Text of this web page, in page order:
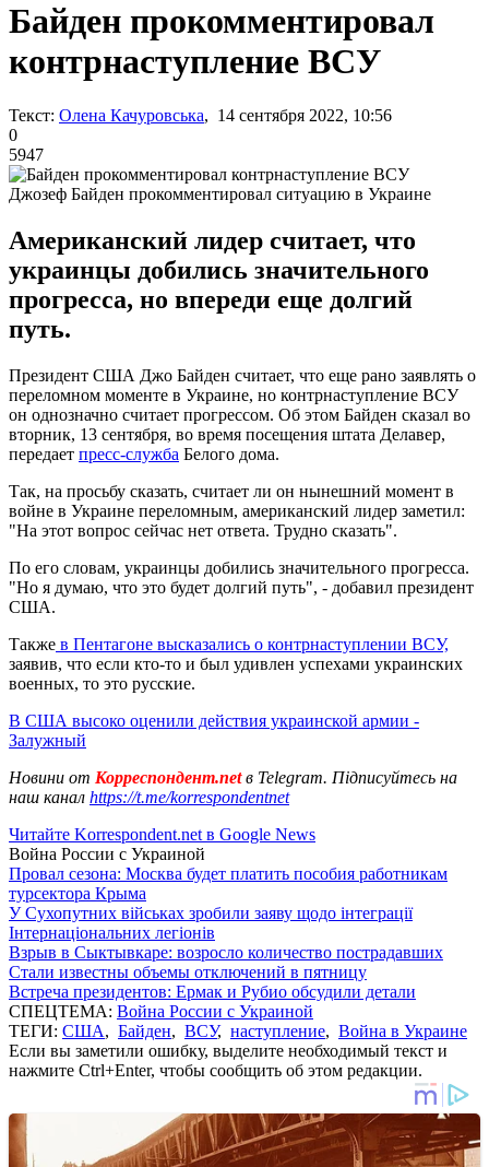
Байден прокомментировал
контрнаступление ВСУ
Текст: Олена Качуровська, 14 сентября 2022, 10:56
0
5947
Джозеф Байден прокомментировал ситуацию в Украине
Американский лидер считает, что
украинцы добились значительного
прогресса, но впереди еще долгий
путь.
Президент США Джо Байден считает, что еще рано заявлять о
переломном моменте в Украине, но контрнаступление ВСУ
он однозначно считает прогрессом. Об этом Байден сказал во
вторник, 13 сентября, во время посещения штата Делавер,
передает пресс-служба Белого дома.
Так, на просьбу сказать, считает ли он нынешний момент в
войне в Украине переломным, американский лидер заметил:
"На этот вопрос сейчас нет ответа. Трудно сказать".
По его словам, украинцы добились значительного прогресса.
"Но я думаю, что это будет долгий путь", - добавил президент
США.
Также в Пентагоне высказались о контрнаступлении ВСУ,
заявив, что если кто-то и был удивлен успехами украинских
военных, то это русские.
В США высоко оценили действия украинской армии -
Залужный
Новини от Корреспондент.netв Telegram. Підписуйтесь на
наш канал https://t.me/korrespondentnet
Читайте Korrespondent.net в Google News
Война России с Украиной
Провал сезона: Москва будет платить пособия работникам
турсектора Крыма
У Сухопутних військах зробили заяву щодо інтеграції
Інтернаціональних легіонів
Взрыв в Сыктывкаре: возросло количество пострадавших
Стали известны объемы отключений в пятницу
Встреча президентов: Ермак и Рубио обсудили детали
СПЕЦТЕМА: Война России с Украиной
ТЕГИ: США, Байден, ВСУ, наступление, Война в Украине
Если вы заметили ошибку, выделите необходимый текст и
нажмите Ctrl+Enter, чтобы сообщить об этом редакции.